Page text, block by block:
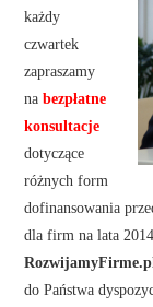
każdy
czwartek
zapraszamy
na bezpłatne
konsultacje
dotyczące
różnych form
dofinansowania
dla firm na lata
do Państwa